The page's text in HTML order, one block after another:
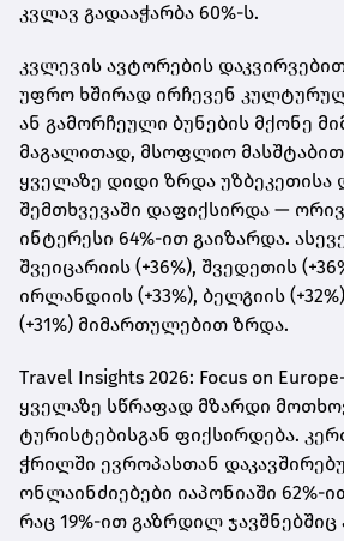
კვლავ გადააჭარბა 60%-ს.
კვლევის ავტორების
უფრო ხშირად ირჩევენ
ან გამორჩეული ბუნების მქონე
მაგალითად, მსოფლიო
ყველაზე დიდი ზრდა უზბეკეთისა
შემთხვევაში დაფიქსირდა —
ინტერესი 64%-ით გაიზარდა.
შვეიცარიის (+36%), შვედეთის
ირლანდიის (+33%), ბელგიის
(+31%) მიმართულებით ზრდა.
Travel Insights 2026: Focus on
ყველაზე სწრაფად მზარდი
ტურისტებისგან ფიქსირდება.
ჭრილში ევროპასთან
ონლაინძიებები იაპონიაში 62%-
რაც 19%-ით გაზრდილ ჯავშნებშიც